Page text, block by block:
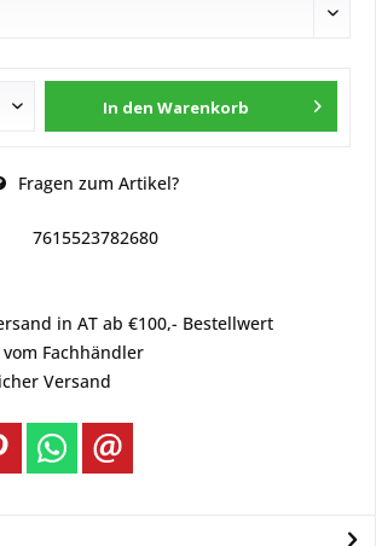
In den Warenkorb
Fragen zum Artikel?
7615523782680
in AT ab €100,- Bestellwert
Fachhändler
Versand